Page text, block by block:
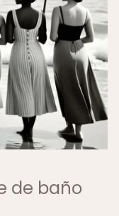
de baño